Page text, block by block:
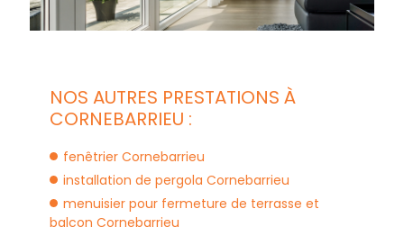
NOS AUTRES PRESTATIONS À
CORNEBARRIEU :
fenêtrier Cornebarrieu
installation de pergola Cornebarrieu
menuisier pour fermeture de terrasse et
balcon Cornebarrieu